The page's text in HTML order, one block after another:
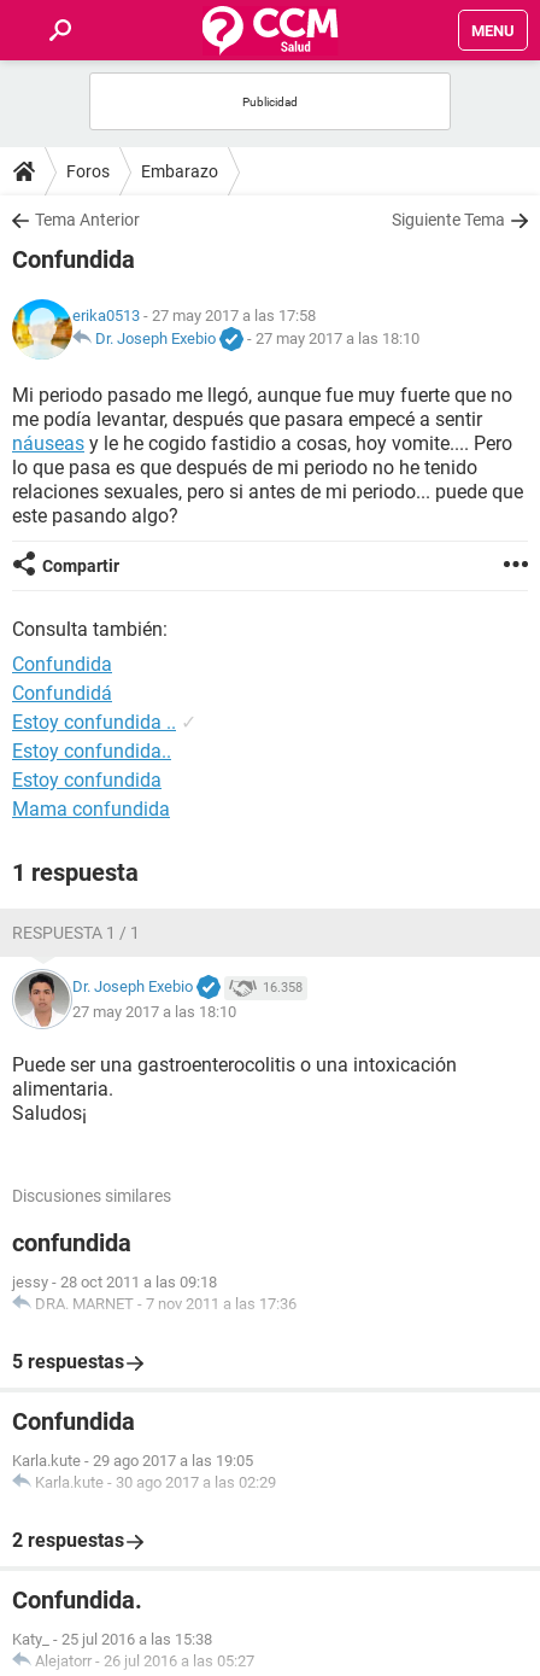
MENU
FOROS
SALUD
NUTRICIÓN
BIENESTAR
SEXUALIDAD
GLOSARIO
Foros Embarazo
Tema Anterior Siguiente Tema
Confundida
erika0513 - 27 may 2017 a las 17:58
Dr. Joseph Exebio
- 27 may 2017 a las 18:10
Mi periodo pasado me llegó, aunque fue muy fuerte que no
me podía levantar, después que pasara empecé a sentir
náuseas y le he cogido fastidio a cosas, hoy vomite.... Pero
lo que pasa es que después de mi periodo no he tenido
relaciones sexuales, pero si antes de mi periodo... puede que
este pasando algo?
Compartir
Consulta también:
Confundida
Confundidá
Estoy confundida .. ✓
Estoy confundida..
Estoy confundida
Mama confundida
1 respuesta
RESPUESTA 1 / 1
Dr. Joseph Exebio 16.358
27 may 2017 a las 18:10
Puede ser una gastroenterocolitis o una intoxicación
alimentaria.
Saludos¡
Discusiones similares
confundida
jessy - 28 oct 2011 a las 09:18
DRA. MARNET - 7 nov 2011 a las 17:36
5 respuestas
Confundida
Karla.kute - 29 ago 2017 a las 19:05
Karla.kute - 30 ago 2017 a las 02:29
2 respuestas
Confundida.
Katy_ - 25 jul 2016 a las 15:38
Alejatorr - 26 jul 2016 a las 05:27